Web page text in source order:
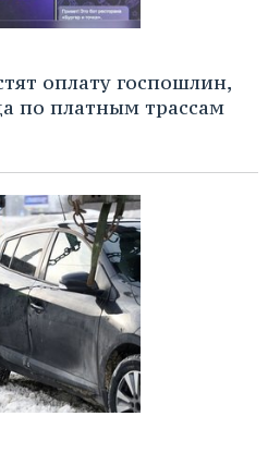
оплату госпошлин,
по платным трассам